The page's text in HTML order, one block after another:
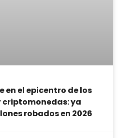
en el epicentro de los
ya
robados en 2026